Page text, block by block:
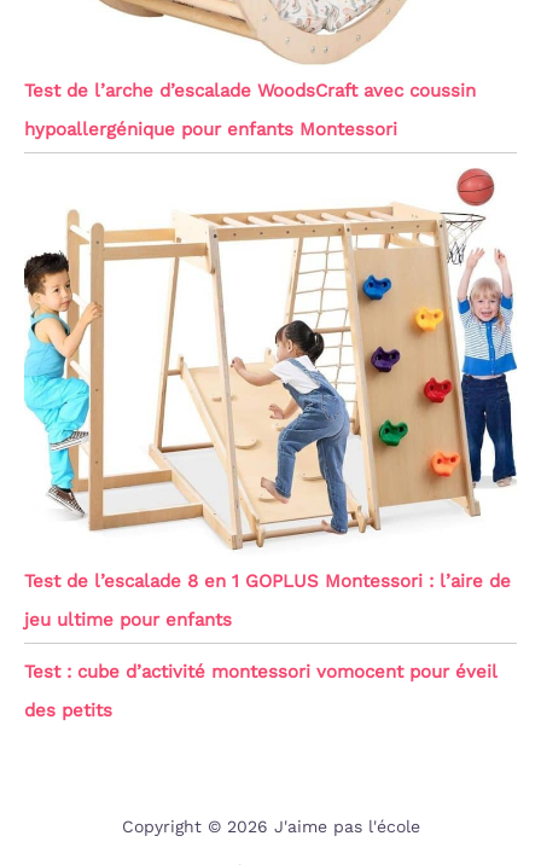
Test de l’arche d’escalade WoodsCraft avec coussin
hypoallergénique pour enfants Montessori
Test de l’escalade 8 en 1 GOPLUS Montessori : l’aire de
jeu ultime pour enfants
Test : cube d’activité montessori vomocent pour éveil
des petits
Copyright © 2026 J'aime pas l'école